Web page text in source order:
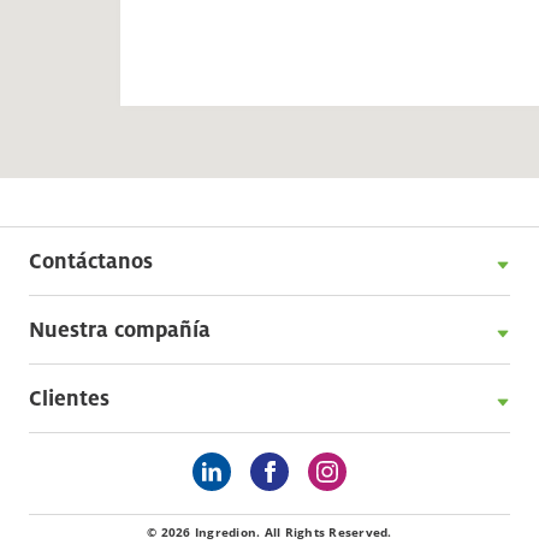
Contáctanos
Nuestra compañía
Clientes
© 2026 Ingredion. All Rights Reserved.